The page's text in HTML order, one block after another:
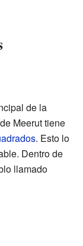
de la
Meerut tiene
. Esto lo
Dentro de
llamado